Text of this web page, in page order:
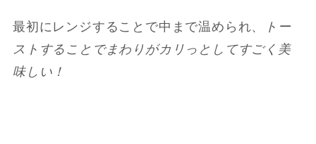
最初にレンジすることで中まで温められ、
トー
ストすることでまわりがカリっとしてすごく美
味しい！